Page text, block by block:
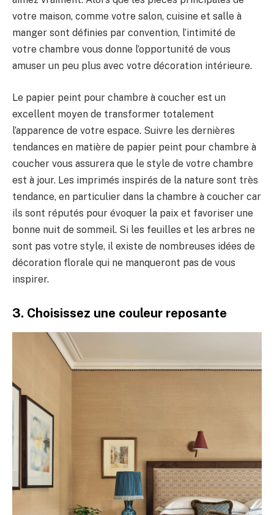
votre maison, comme votre salon, cuisine et salle à
manger sont définies par convention, l’intimité de
votre chambre vous donne l’opportunité de vous
amuser un peu plus avec votre décoration intérieure.
Le papier peint pour chambre à coucher est un
excellent moyen de transformer totalement
l’apparence de votre espace. Suivre les dernières
tendances en matière de papier peint pour chambre à
coucher vous assurera que le style de votre chambre
est à jour. Les imprimés inspirés de la nature sont très
tendance, en particulier dans la chambre à coucher car
ils sont réputés pour évoquer la paix et favoriser une
bonne nuit de sommeil. Si les feuilles et les arbres ne
sont pas votre style, il existe de nombreuses idées de
décoration florale qui ne manqueront pas de vous
inspirer.
3. Choisissez une couleur reposante